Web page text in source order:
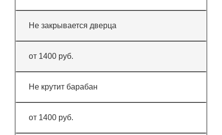
Не закрывается дверца
от 1400 руб.
Не крутит барабан
от 1400 руб.